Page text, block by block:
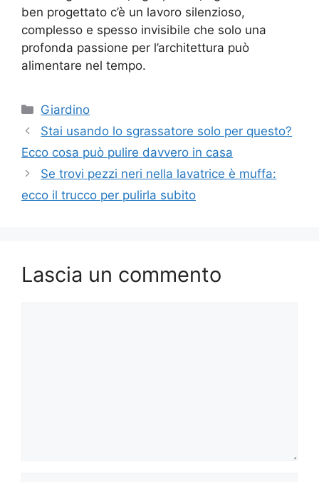
ben progettato c’è un lavoro silenzioso,
complesso e spesso invisibile che solo una
profonda passione per l’architettura può
alimentare nel tempo.
Categorie
Giardino
Stai usando lo sgrassatore solo per questo?
Ecco cosa può pulire davvero in casa
Se trovi pezzi neri nella lavatrice è muffa:
ecco il trucco per pulirla subito
Lascia un commento